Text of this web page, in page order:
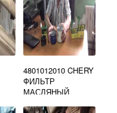
4801012010 CHERY
ФИЛЬТР
МАСЛЯНЫЙ